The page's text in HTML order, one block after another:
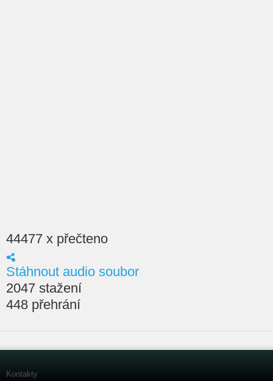
44477 x přečteno
Stáhnout audio soubor
2047 stažení
448 přehrání
Kontakty